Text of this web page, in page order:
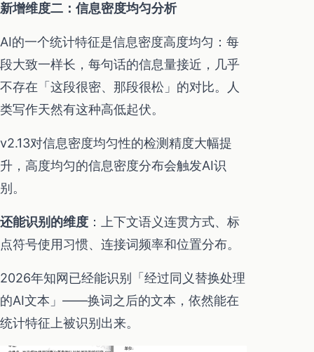
新增维度二：信息密度均匀分析
AI的一个统计特征是信息密度高度均匀：每
段大致一样长，每句话的信息量接近，几乎
不存在「这段很密、那段很松」的对比。人
类写作天然有这种高低起伏。
v2.13对信息密度均匀性的检测精度大幅提
升，高度均匀的信息密度分布会触发AI识
别。
还能识别的维度 ：上下文语义连贯方式、标
点符号使用习惯、连接词频率和位置分布。
2026年知网已经能识别「经过同义替换处理
的AI文本」——换词之后的文本，依然能在
统计特征上被识别出来。